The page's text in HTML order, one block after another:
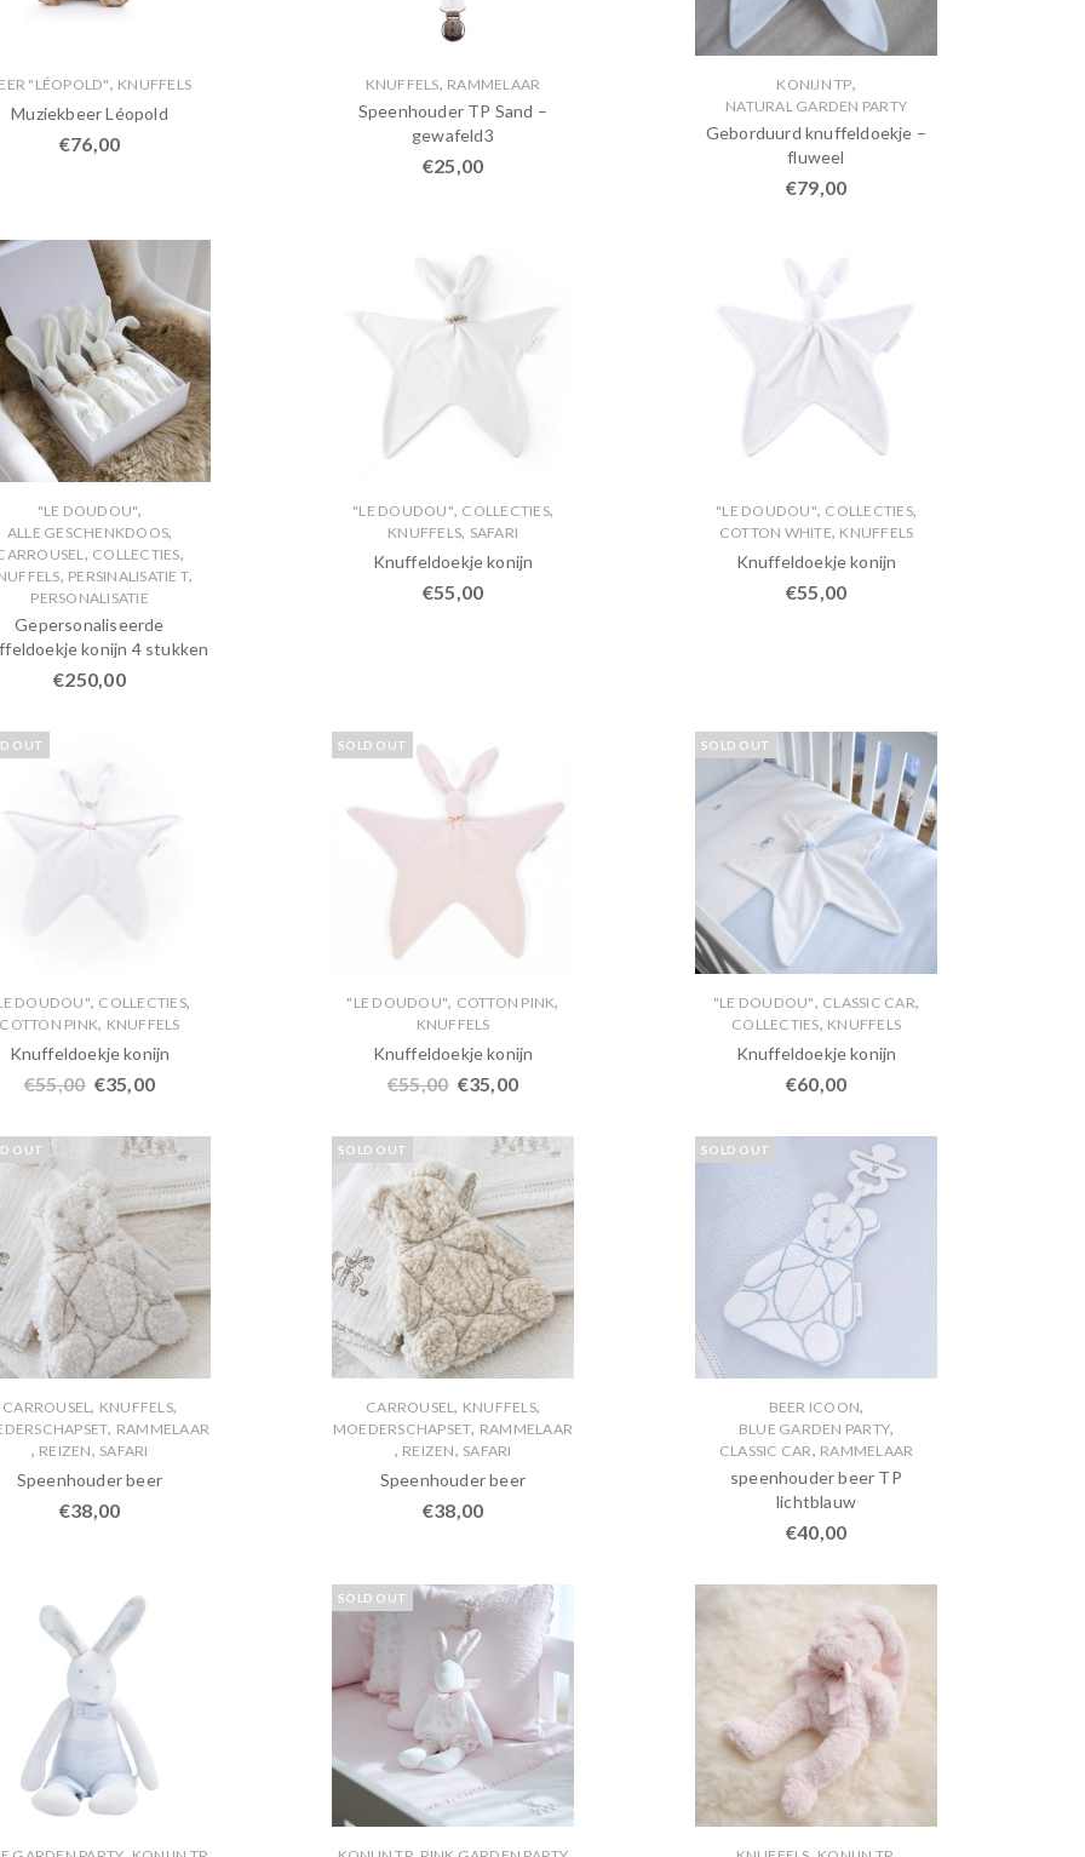
"LÉOPOLD", KNUFFELS
Muziekbeer Léopold
€76,00
KNUFFELS, RAMMELAAR
Speenhouder TP Sand –
gewafeld3
€25,00
KONIJN TP,
NATURAL GARDEN PARTY
Geborduurd knuffeldoekje –
fluweel
€79,00
"LE DOUDOU",
ALLE GESCHENKDOOS,
, COLLECTIES,
, PERSINALISATIE T,
PERSONALISATIE
Gepersonaliseerde
konijn 4 stukken
€250,00
"LE DOUDOU", COLLECTIES,
KNUFFELS, SAFARI
Knuffeldoekje konijn
€55,00
"LE DOUDOU", COLLECTIES,
COTTON WHITE, KNUFFELS
Knuffeldoekje konijn
€55,00
OUT
DOUDOU", COLLECTIES,
COTTON PINK, KNUFFELS
Knuffeldoekje konijn
€55,00 €35,00
SOLD OUT
"LE DOUDOU", COTTON PINK,
KNUFFELS
Knuffeldoekje konijn
€55,00 €35,00
SOLD OUT
"LE DOUDOU", CLASSIC CAR,
COLLECTIES, KNUFFELS
Knuffeldoekje konijn
€60,00
OUT
CARROUSEL, KNUFFELS,
, RAMMELAAR
, REIZEN, SAFARI
Speenhouder beer
€38,00
SOLD OUT
CARROUSEL, KNUFFELS,
MOEDERSCHAPSET, RAMMELAAR
, REIZEN, SAFARI
Speenhouder beer
€38,00
SOLD OUT
BEER ICOON,
BLUE GARDEN PARTY,
CLASSIC CAR, RAMMELAAR
speenhouder beer TP
lichtblauw
€40,00
SOLD OUT